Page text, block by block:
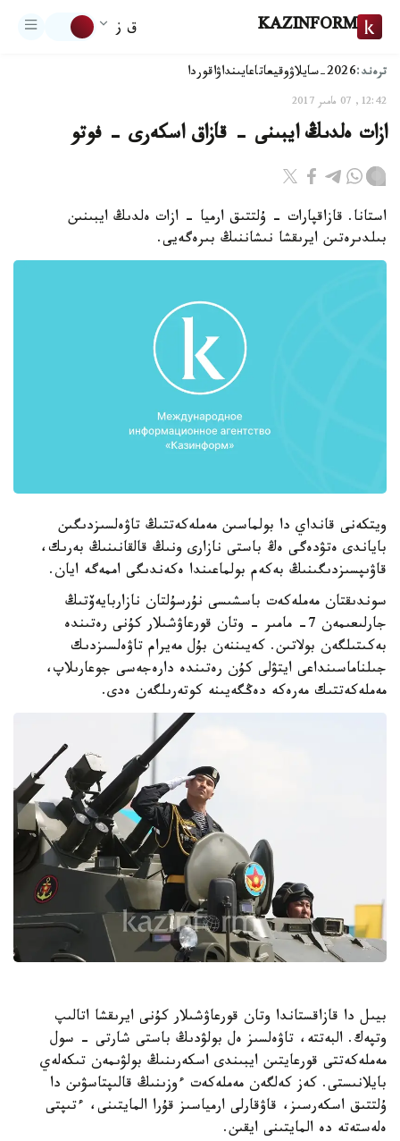
KAZINFORM ق ز
ترەند:2026-سايلاۋ وقيعاتاعايىنداۋاقوردا
12:42, 07 مامىر 2017
ازات ەلدىڭ ايبىنى - قازاق اسكەرى - فوتو
استانا. قازاقپارات - ۇلتتىق ارميا - ازات ەلدىڭ ايبىنىن
بىلدىرەتىن ايرىقشا نىشاننىڭ بىرەگەيى.
ويتكەنى قانداي دا بولماسىن مەملەكەتتىڭ تاۋەلسىزدىگىن
باياندى ەتۋدەگى ەڭ باستى نازارى ونىڭ قالقانىنىڭ بەرىك،
قاۋىپسىزدىگىنىڭ بەكەم بولماعىندا ەكەندىگى اممەگە ايان.
سوندىقتان مەملەكەت باسشىسى نۇرسۇلتان نازاربايەۆتىڭ
جارلىعىمەن 7- مامىر - وتان قورعاۋشىلار كۇنى رەتىندە
بەكىتىلگەن بولاتىن. كەيىننەن بۇل مەيرام تاۋەلسىزدىك
جىلناماسىنداعى ايتۋلى كۇن رەتىندە دارەجەسى جوعارىلاپ،
مەملەكەتتىك مەرەكە دەڭگەيىنە كوتەرىلگەن ەدى.
بيىل دا قازاقستاندا وتان قورعاۋشىلار كۇنى ايرىقشا اتالىپ
وتپەك. البەتتە، تاۋەلسىز ەل بولۋدىڭ باستى شارتى - سول
مەملەكەتتى قورعايتىن ايبىندى اسكەرىنىڭ بولۋىمەن تىكەلەي
بايلانىستى. كەز كەلگەن مەملەكەت ءوزىنىڭ قالىپتاسۋىن دا
ۇلتتىق اسكەرسىز، قاۋقارلى ارمياسىز قۇرا المايتىنى، ءتىپتى
ەلەستەتە دە المايتىنى ايقىن.